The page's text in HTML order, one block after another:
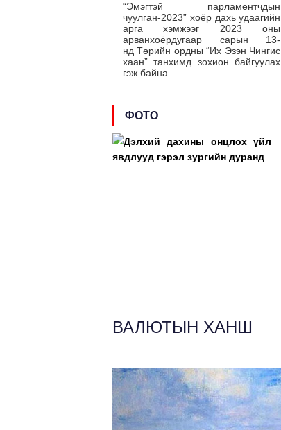
“Эмэгтэй парламентчдын
чуулган-2023” хоёр дахь удаагийн
арга хэмжээг 2023 оны
арванхоёрдугаар сарын 13-
нд Төрийн ордны “Их Эзэн Чингис
хаан” танхимд зохион байгуулах
гэж байна.
ФОТО
Дэлхий дахины онцлох үйл
явдлууд гэрэл зургийн дуранд
ВАЛЮТЫН ХАНШ
Previous